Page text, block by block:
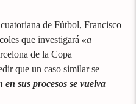
de Fútbol, Francisco
que investigará «a
de la Copa
que un caso similar se
sus procesos se vuelva